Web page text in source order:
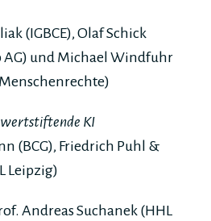
(IGBCE), Olaf Schick
AG) und Michael Windfuhr
KI
(BCG), Friedrich Puhl &
Leipzig)
Andreas Suchanek (HHL